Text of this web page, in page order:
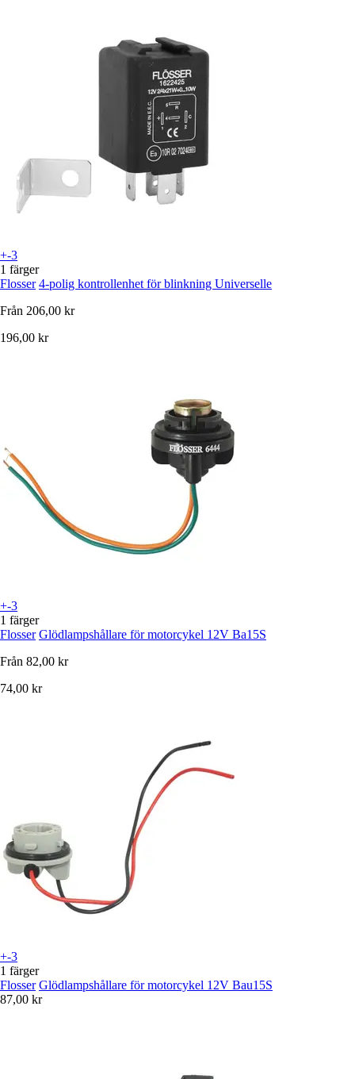
+-3
1 färger
Flosser 4-polig kontrollenhet för blinkning Universelle
Från 206,00 kr
196,00 kr
+-3
1 färger
Flosser Glödlampshållare för motorcykel 12V Ba15S
Från 82,00 kr
74,00 kr
+-3
1 färger
Flosser Glödlampshållare för motorcykel 12V Bau15S
87,00 kr